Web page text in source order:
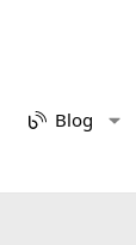
Blog